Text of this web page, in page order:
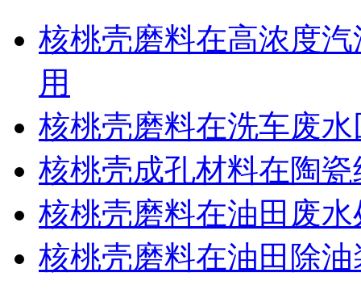
核桃壳磨料在高浓度
用
核桃壳磨料在洗车废
核桃壳成孔材料在陶
核桃壳磨料在油田废
核桃壳磨料在油田除